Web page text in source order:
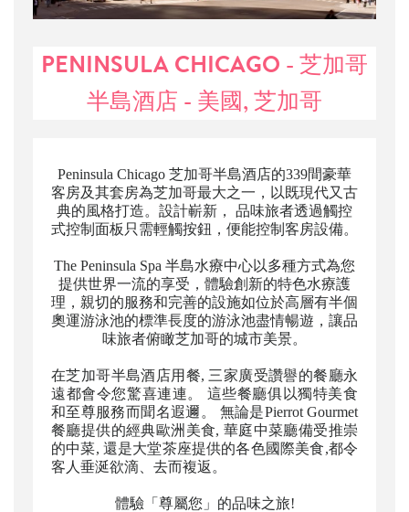
PENINSULA CHICAGO - 芝加哥
半島酒店 - 美國, 芝加哥
Peninsula Chicago 芝加哥半島酒店的339間豪華
客房及其套房為芝加哥最大之一，以既現代又古
典的風格打造。設計嶄新， 品味旅者透過觸控
式控制面板只需輕觸按鈕，便能控制客房設備。
The Peninsula Spa 半島水療中心以多種方式為您
提供世界一流的享受，體驗創新的特色水療護
理，親切的服務和完善的設施如位於高層有半個
奧運游泳池的標準長度的游泳池盡情暢遊，讓品
味旅者俯瞰芝加哥的城市美景。
在芝加哥半島酒店用餐, 三家廣受讚譽的餐廳永
遠都會令您驚喜連連。 這些餐廳俱以獨特美食
和至尊服務而聞名遐邇。 無論是Pierrot Gourmet
餐廳提供的經典歐洲美食, 華庭中菜廳備受推崇
的中菜, 還是大堂茶座提供的各色國際美食,都令
客人垂涎欲滴、去而複返。
體驗「尊屬您」的品味之旅!